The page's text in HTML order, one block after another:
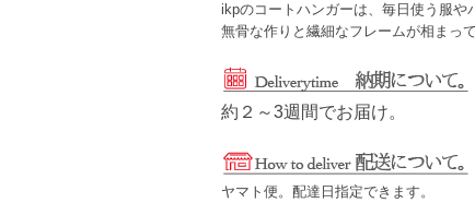
ikpのコートハンガーは、毎日使う服や
無骨な作りと繊細なフレームが相まっ
約２～3週間でお届け。
ヤマト便。配達日指定できます。